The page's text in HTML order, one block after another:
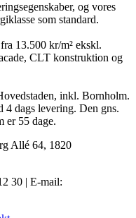
og vores
som standard.
13.500 kr/m² ekskl.
CLT konstruktion og
inkl. Bornholm.
dags levering. Den gns.
er 55 dage.
Allé 64, 1820
30 | E-mail: